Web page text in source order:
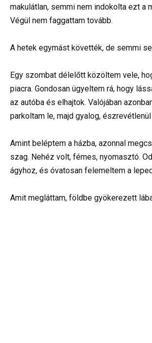
makulátlan, semmi nem indokolta ezt a
Végül nem faggattam tovább.
A hetek egymást követték, de semmi
Egy szombat délelőtt közöltem vele,
piacra. Gondosan ügyeltem rá, hogy
az autóba és elhajtok. Valójában
parkoltam le, majd gyalog,
Amint beléptem a házba, azonnal
szag. Nehéz volt, fémes, nyomasztó.
ágyhoz, és óvatosan felemeltem a
Amit megláttam, földbe gyökerezett